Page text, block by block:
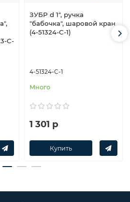
C-
ЗУБР d 1″, ручка
″бабочка″, шаровой кран
(4-51324-C-1)
4-51324-C-1
Много
1 301 р
Купить